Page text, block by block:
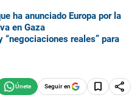
ha anunciado Europa por la
en Gaza
“negociaciones reales” para
Seguir en